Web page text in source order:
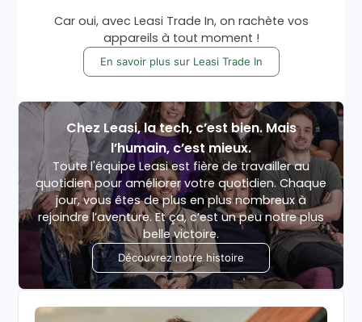
Car oui, avec Leasi Trade In, on rachète vos
appareils à tout moment !
En savoir plus sur Leasi Trade In
Chez Leasi, la tech, c’est bien. Mais
l’humain, c’est mieux.
Toute l'équipe Leasi est fière de travailler au
quotidien pour améliorer votre quotidien. Chaque
jour, vous êtes de plus en plus nombreux à
rejoindre l’aventure. Et ça, c’est un peu notre plus
belle victoire.
Découvrez notre histoire